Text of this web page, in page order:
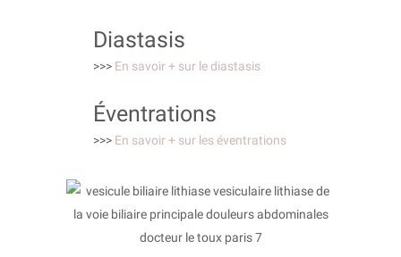
Diastasis
>>> En savoir + sur le diastasis
Éventrations
>>> En savoir + sur les éventrations